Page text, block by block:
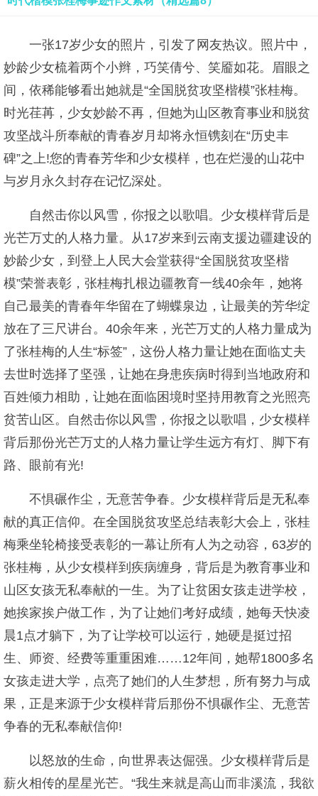
一张17岁少女的照片，引发了网友热议。照片中，
妙龄少女梳着两个小辫，巧笑倩兮、笑靥如花。眉眼之
间，依稀能够看出她就是“全国脱贫攻坚楷模”张桂梅。
时光荏苒，少女妙龄不再，但她为山区教育事业和脱贫
攻坚战斗所奉献的青春岁月却将永恒镌刻在“历史丰
碑”之上!您的青春芳华和少女模样，也在烂漫的山花中
与岁月永久封存在记忆深处。
自然击你以风雪，你报之以歌唱。少女模样背后是
光芒万丈的人格力量。从17岁来到云南支援边疆建设的
妙龄少女，到登上人民大会堂获得“全国脱贫攻坚楷
模”荣誉表彰，张桂梅扎根边疆教育一线40余年，她将
自己最美的青春年华留在了蝴蝶泉边，让最美的芳华绽
放在了三尺讲台。40余年来，光芒万丈的人格力量成为
了张桂梅的人生“标签”，这份人格力量让她在面临丈夫
去世时选择了坚强，让她在身患疾病时得到当地政府和
百姓倾力相助，让她在面临困境时坚持用教育之光照亮
贫苦山区。自然击你以风雪，你报之以歌唱，少女模样
背后那份光芒万丈的人格力量让学生远方有灯、脚下有
路、眼前有光!
不惧碾作尘，无意苦争春。少女模样背后是无私奉
献的真正信仰。在全国脱贫攻坚总结表彰大会上，张桂
梅乘坐轮椅接受表彰的一幕让所有人为之动容，63岁的
张桂梅，从少女模样到疾病缠身，背后是为教育事业和
山区女孩无私奉献的一生。为了让贫困女孩走进学校，
她挨家挨户做工作，为了让她们考好成绩，她每天快凌
晨1点才躺下，为了让学校可以运行，她硬是挺过招
生、师资、经费等重重困难……12年间，她帮1800多名
女孩走进大学，点亮了她们的人生梦想，所有努力与成
果，正是来源于少女模样背后那份不惧碾作尘、无意苦
争春的无私奉献信仰!
以怒放的生命，向世界表达倔强。少女模样背后是
薪火相传的星星光芒。“我生来就是高山而非溪流，我欲